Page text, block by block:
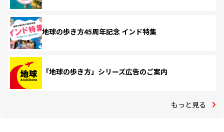
地球の歩き方45周年記念 インド特集
「地球の歩き方」シリーズ広告のご案内
もっと見る